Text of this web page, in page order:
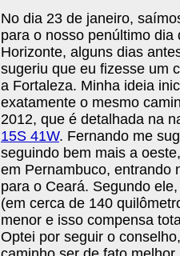
No dia 23 de janeiro,
para o nosso penúltimo
Horizonte, alguns dias
sugeriu que eu fizesse um
a Fortaleza. Minha ideia
exatamente o mesmo
2012, que é detalhada na
15S 41W. Fernando me
seguindo bem mais a
em Pernambuco, entrando
para o Ceará. Segundo
(em cerca de 140
menor e isso compensa
Optei por seguir o